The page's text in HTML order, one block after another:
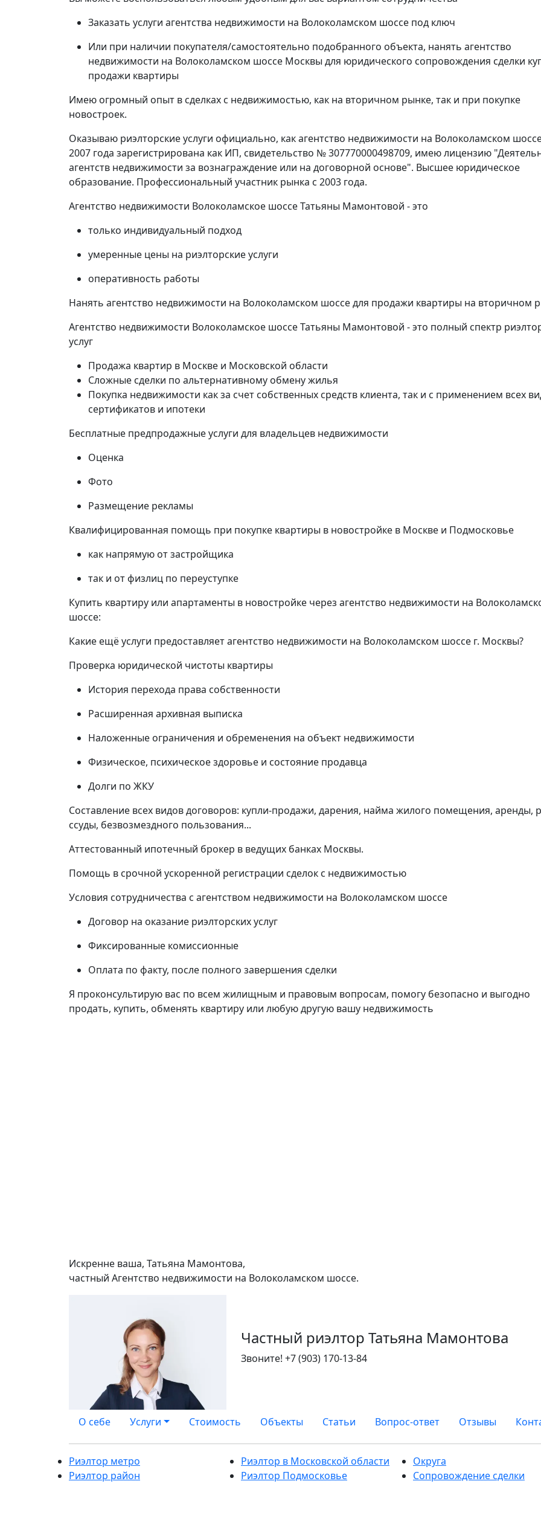
Заказать услуги агентства недвижимости на Волоколамском шоссе под ключ
Или при наличии покупателя/самостоятельно подобранного объекта, нанять агентство
недвижимости на Волоколамском шоссе Москвы для юридического сопровождения сделки
продажи квартиры
Имею огромный опыт в сделках с недвижимостью, как на вторичном рынке, так и при покупке
новостроек.
Оказываю риэлторские услуги официально, как агентство недвижимости на Волоколамском
2007 года зарегистрирована как ИП, свидетельство № 307770000498709, имею лицензию
агентств недвижимости за вознаграждение или на договорной основе". Высшее юридическое
образование. Профессиональный участник рынка с 2003 года.
Агентство недвижимости Волоколамское шоссе Татьяны Мамонтовой - это
только индивидуальный подход
умеренные цены на риэлторские услуги
оперативность работы
Нанять агентство недвижимости на Волоколамском шоссе для продажи квартиры на вторичном
Агентство недвижимости Волоколамское шоссе Татьяны Мамонтовой - это полный спектр
услуг
Продажа квартир в Москве и Московской области
Сложные сделки по альтернативному обмену жилья
Покупка недвижимости как за счет собственных средств клиента, так и с применением всех
сертификатов и ипотеки
Бесплатные предпродажные услуги для владельцев недвижимости
Оценка
Фото
Размещение рекламы
Квалифицированная помощь при покупке квартиры в новостройке в Москве и Подмосковье
как напрямую от застройщика
так и от физлиц по переуступке
Купить квартиру или апартаменты в новостройке через агентство недвижимости на
шоссе:
Какие ещё услуги предоставляет агентство недвижимости на Волоколамском шоссе г. Москвы?
Проверка юридической чистоты квартиры
История перехода права собственности
Расширенная архивная выписка
Наложенные ограничения и обременения на объект недвижимости
Физическое, психическое здоровье и состояние продавца
Долги по ЖКУ
Составление всех видов договоров: купли-продажи, дарения, найма жилого помещения, аренды,
ссуды, безвозмездного пользования...
Аттестованный ипотечный брокер в ведущих банках Москвы.
Помощь в срочной ускоренной регистрации сделок с недвижимостью
Условия сотрудничества с агентством недвижимости на Волоколамском шоссе
Договор на оказание риэлторских услуг
Фиксированные комиссионные
Оплата по факту, после полного завершения сделки
Я проконсультирую вас по всем жилищным и правовым вопросам, помогу безопасно и выгодно
продать, купить, обменять квартиру или любую другую вашу недвижимость
Искренне ваша, Татьяна Мамонтова,
частный Агентство недвижимости на Волоколамском шоссе.
Беговая 20к2
13 500 000 ₽
Беговая
9 500 000 ₽
Бабушкинская
25 500 000 ₽
60 кв.м.
Частный риэлтор Татьяна Мамонтова
Звоните! +7 (903) 170-13-84
О себе Услуги Стоимость Объекты Статьи Вопрос-ответ Отзывы
Риэлтор метро
Риэлтор район
Риэлтор в Московской области
Риэлтор Подмосковье
Округа
Сопровождение сделки